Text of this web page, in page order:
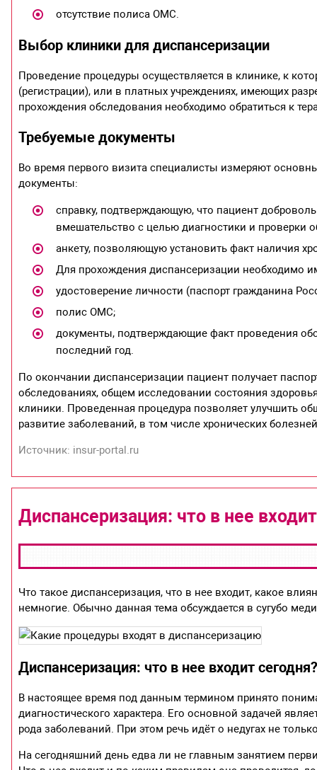
отсутствие полиса ОМС.
Выбор клиники для диспансеризации
Проведение процедуры осуществляется в клинике, к
(регистрации), или в платных учреждениях, имеющих
прохождения обследования необходимо обратиться к
Требуемые документы
Во время первого визита специалисты измеряют
документы:
справку, подтверждающую, что пациент
вмешательство с целью диагностики и проверки
анкету, позволяющую установить факт наличия
Для прохождения диспансеризации необходимо
удостоверение личности (паспорт гражданина
полис ОМС;
документы, подтверждающие факт проведения
последний год.
По окончании диспансеризации пациент получает
обследованиях, общем исследовании состояния
клиники. Проведенная процедура позволяет улучшить
развитие заболеваний, в том числе хронических
Источник: insur-portal.ru
Диспансеризация: что в нее
Что такое диспансеризация, что в нее входит, какое
немногие. Обычно данная тема обсуждается в сугубо
Диспансеризация: что в нее входит
В настоящее время под данным термином принято
диагностического характера. Его основной задачей
рода заболеваний. При этом речь идёт о недугах не
На сегодняшний день едва ли не главным занятием